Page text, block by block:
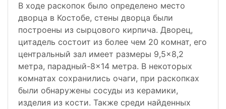
В ходе раскопок было определено место
дворца в Костобе, стены дворца были
построены из сырцового кирпича. Дворец,
цитадель состоит из более чем 20 комнат, его
центральный зал имеет размеры 9,5×8,2
метра, парадный-8×14 метра. В некоторых
комнатах сохранились очаги, при раскопках
были обнаружены сосуды из керамики,
изделия из кости. Также среди найденных